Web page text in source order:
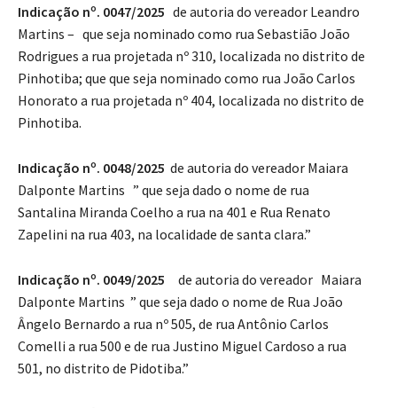
Indicação nº. 0047/2025 de autoria do vereador Leandro
Martins – que seja nominado como rua Sebastião João
Rodrigues a rua projetada nº 310, localizada no distrito de
Pinhotiba; que que seja nominado como rua João Carlos
Honorato a rua projetada nº 404, localizada no distrito de
Pinhotiba.
Indicação nº. 0048/2025 de autoria do vereador Maiara
Dalponte Martins ” que seja dado o nome de rua
Santalina Miranda Coelho a rua na 401 e Rua Renato
Zapelini na rua 403, na localidade de santa clara.”
Indicação nº. 0049/2025 de autoria do vereador Maiara
Dalponte Martins ” que seja dado o nome de Rua João
Ângelo Bernardo a rua nº 505, de rua Antônio Carlos
Comelli a rua 500 e de rua Justino Miguel Cardoso a rua
501, no distrito de Pidotiba.”